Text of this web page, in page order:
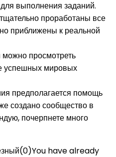
выполнения заданий.
проработаны все
приближены к реальной
можно просмотреть
успешных мировых
предполагается помощь
создано сообщество в
почерпнете много
(0)You have already